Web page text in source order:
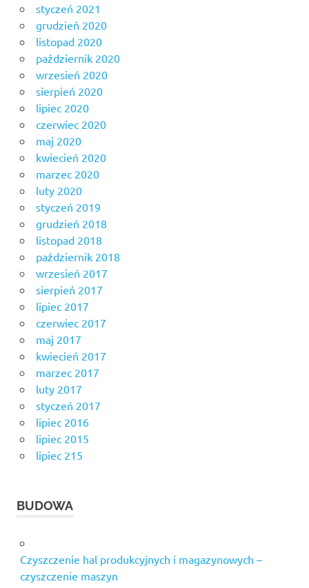
styczeń 2021
grudzień 2020
listopad 2020
październik 2020
wrzesień 2020
sierpień 2020
lipiec 2020
czerwiec 2020
maj 2020
kwiecień 2020
marzec 2020
luty 2020
styczeń 2019
grudzień 2018
listopad 2018
październik 2018
wrzesień 2017
sierpień 2017
lipiec 2017
czerwiec 2017
maj 2017
kwiecień 2017
marzec 2017
luty 2017
styczeń 2017
lipiec 2016
lipiec 2015
lipiec 215
BUDOWA
Czyszczenie hal produkcyjnych i magazynowych –
czyszczenie maszyn